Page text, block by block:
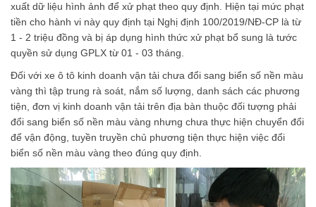
xuất dữ liệu hình ảnh để xử phạt theo quy định. Hiện tại mức phạt
tiền cho hành vi này quy định tại Nghị định 100/2019/NĐ-CP là từ
1 - 2 triệu đồng và bị áp dụng hình thức xử phạt bổ sung là tước
quyền sử dụng GPLX từ 01 - 03 tháng.
Đối với xe ô tô kinh doanh vận tải chưa đổi sang biển số nền màu
vàng thì tập trung rà soát, nắm số lượng, danh sách các phương
tiện, đơn vị kinh doanh vận tải trên địa bàn thuộc đối tượng phải
đổi sang biển số nền màu vàng nhưng chưa thực hiện chuyển đổi
để vận động, tuyền truyền chủ phương tiện thực hiện việc đổi
biển số nền màu vàng theo đúng quy định.